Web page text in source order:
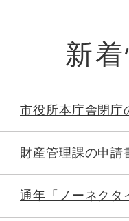
新
市役所本庁舎閉庁
財産管理課の申請
通年「ノーネクタ